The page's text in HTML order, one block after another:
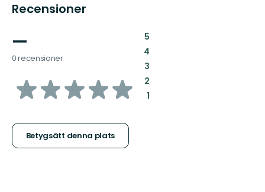
Recensioner
—
0 recensioner
av
stjärnor
Betygsätt denna plats
5:
4:
3:
2:
1: